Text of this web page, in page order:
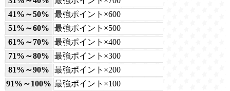
41%～50%
最強ポイント×600
51%～60%
最強ポイント×500
61%～70%
最強ポイント×400
71%～80%
最強ポイント×300
81%～90%
最強ポイント×200
91%～100% 最強ポイント×100